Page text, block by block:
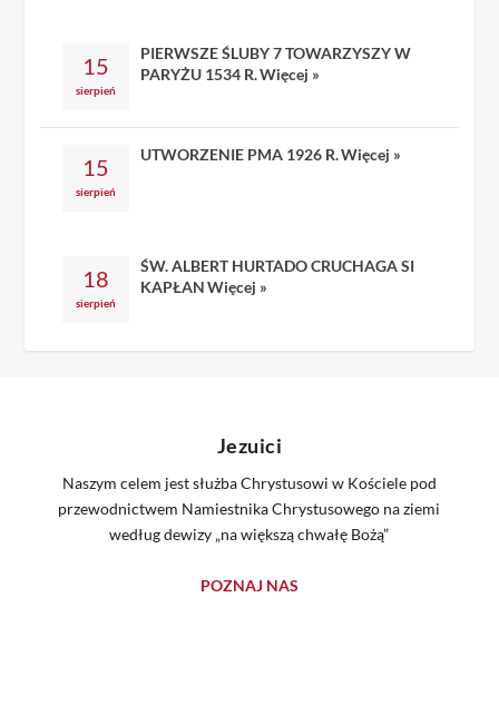
15
sierpień
PIERWSZE ŚLUBY 7 TOWARZYSZY W
PARYŻU 1534 R.Więcej »
15
sierpień
UTWORZENIE PMA 1926 R.Więcej »
18
sierpień
ŚW. ALBERT HURTADO CRUCHAGA SI
KAPŁAN Więcej »
Jezuici
Naszym celem jest służba Chrystusowi w Kościele pod
przewodnictwem Namiestnika Chrystusowego na ziemi
według dewizy „na większą chwałę Bożą”
POZNAJ NAS